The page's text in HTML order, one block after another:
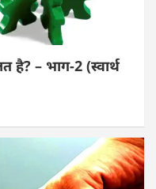
है? – भाग-2 (स्वार्थ